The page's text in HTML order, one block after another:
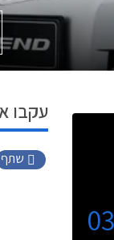
עקבו
שתף